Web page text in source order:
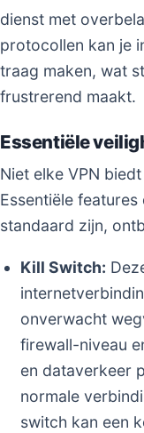
dienst met
protocollen kan je
traag maken, wat
frustrerend maakt.
Essentiële
Niet elke VPN
Essentiële
standaard zijn,
Kill Switch:
onverwacht
firewall-niveau
en dataverkeer
normale
switch kan een